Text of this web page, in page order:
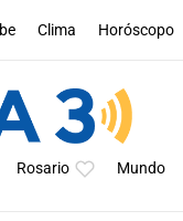
Clima Horóscopo
Rosario Mundo